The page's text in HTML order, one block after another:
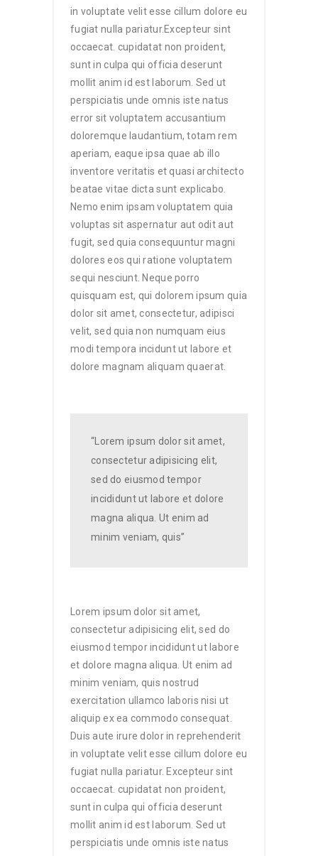
in voluptate velit esse cillum dolore eu
fugiat nulla pariatur.Excepteur sint
occaecat. cupidatat non proident,
sunt in culpa qui officia deserunt
mollit anim id est laborum. Sed ut
perspiciatis unde omnis iste natus
error sit voluptatem accusantium
doloremque laudantium, totam rem
aperiam, eaque ipsa quae ab illo
inventore veritatis et quasi architecto
beatae vitae dicta sunt explicabo.
Nemo enim ipsam voluptatem quia
voluptas sit aspernatur aut odit aut
fugit, sed quia consequuntur magni
dolores eos qui ratione voluptatem
sequi nesciunt. Neque porro
quisquam est, qui dolorem ipsum quia
dolor sit amet, consectetur, adipisci
velit, sed quia non numquam eius
modi tempora incidunt ut labore et
dolore magnam aliquam quaerat.
“Lorem ipsum dolor sit amet,
consectetur adipisicing elit,
sed do eiusmod tempor
incididunt ut labore et dolore
magna aliqua. Ut enim ad
minim veniam, quis”
Lorem ipsum dolor sit amet,
consectetur adipisicing elit, sed do
eiusmod tempor incididunt ut labore
et dolore magna aliqua. Ut enim ad
minim veniam, quis nostrud
exercitation ullamco laboris nisi ut
aliquip ex ea commodo consequat.
Duis aute irure dolor in reprehenderit
in voluptate velit esse cillum dolore eu
fugiat nulla pariatur. Excepteur sint
occaecat. cupidatat non proident,
sunt in culpa qui officia deserunt
mollit anim id est laborum. Sed ut
perspiciatis unde omnis iste natus